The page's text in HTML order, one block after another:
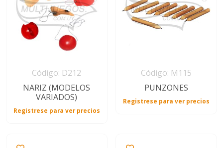
Código: D212
NARIZ (MODELOS
VARIADOS)
Registrese para ver precios
Código: M115
PUNZONES
Registrese para ver precios